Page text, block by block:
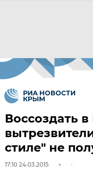
Воссоздать
стиле" не
17:10 24.03.2015